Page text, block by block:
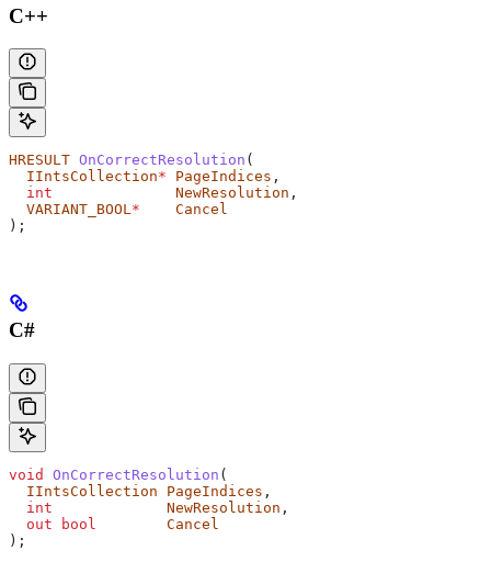
C++
HRESULT OnCorrectResolution (
  IIntsCollection
* PageIndices ,
  int
              NewResolution
,
  VARIANT_BOOL
*
    Cancel
);
C#
void OnCorrectResolution (
  IIntsCollection
PageIndices ,
  int
             NewResolution
,
  out
bool
        Cancel
);